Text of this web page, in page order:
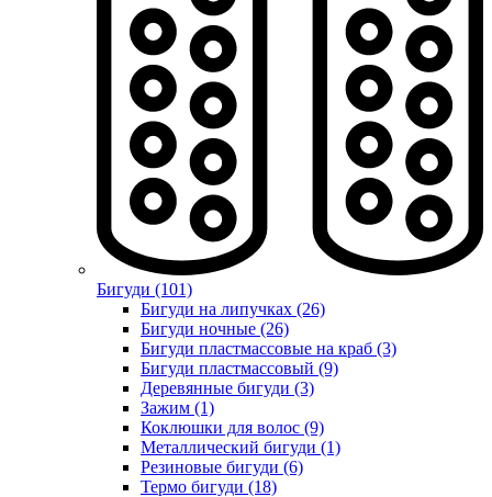
Бигуди (101)
Бигуди на липучках (26)
Бигуди ночные (26)
Бигуди пластмассовые на краб (3)
Бигуди пластмассовый (9)
Деревянные бигуди (3)
Зажим (1)
Коклюшки для волос (9)
Металлический бигуди (1)
Резиновые бигуди (6)
Термо бигуди (18)